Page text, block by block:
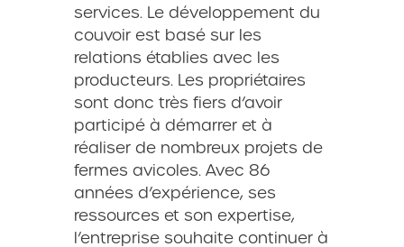
services. Le développement du
couvoir est basé sur les
relations établies avec les
producteurs. Les propriétaires
sont donc très fiers d’avoir
participé à démarrer et à
réaliser de nombreux projets de
fermes avicoles. Avec 86
années d’expérience, ses
ressources et son expertise,
l’entreprise souhaite continuer à